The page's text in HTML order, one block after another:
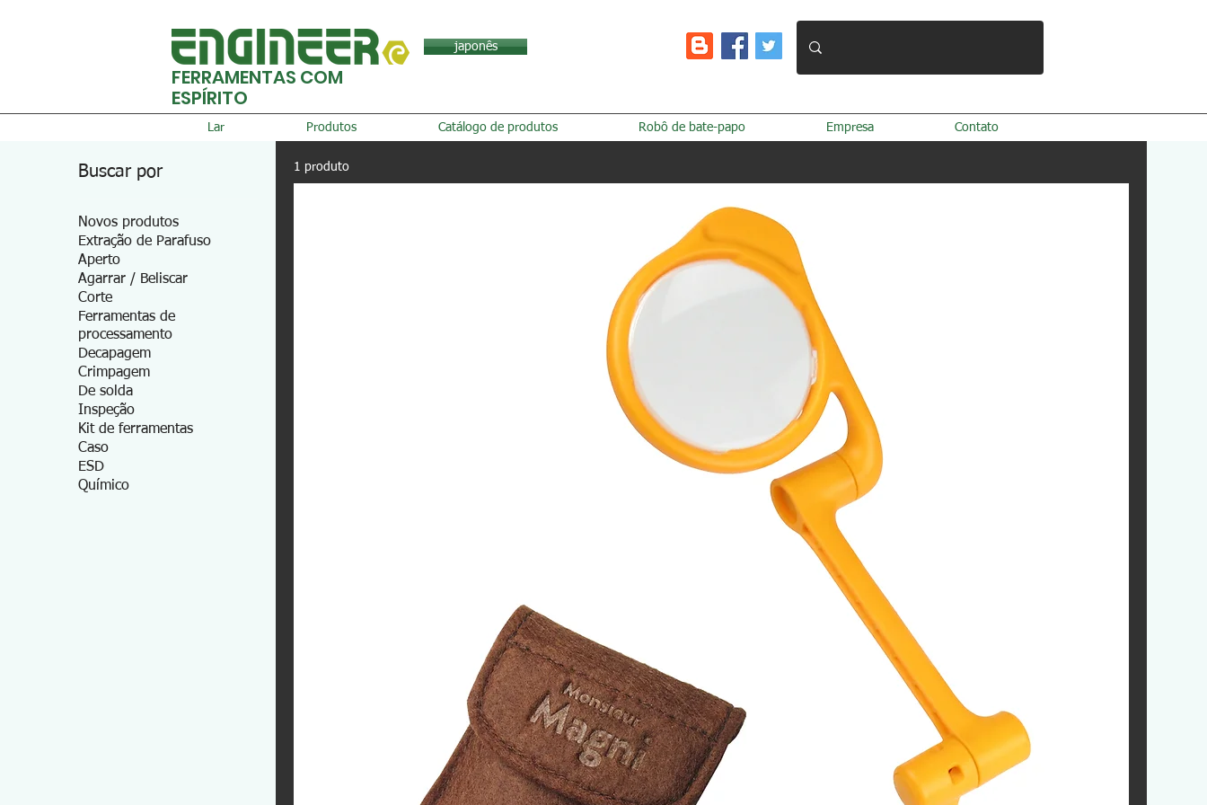
japonês
FERRAMENTAS COM
ESPÍRITO
Lar Produtos Catálogo de produtos Robô de bate-papo Empresa Contato
Buscar por
Novos produtos
Extração de Parafuso
Aperto
Agarrar / Beliscar
Corte
Ferramentas de
processamento
Decapagem
Crimpagem
De solda
Inspeção
Kit de ferramentas
Caso
ESD
Químico
1 produto